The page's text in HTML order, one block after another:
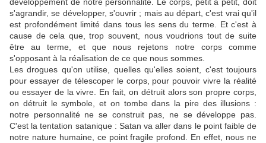
s'agrandir, se développer, s'ouvrir ; mais au départ, c'est vrai qu'il
est profondément limité dans tous les sens du terme. Et c'est à
cause de cela que, trop souvent, nous voudrions tout de suite
être au terme, et que nous rejetons notre corps comme
s'opposant à la réalisation de ce que nous sommes.
Les drogues qu'on utilise, quelles qu'elles soient, c'est toujours
pour essayer de télescoper le corps, pour pouvoir vivre la réalité
ou essayer de la vivre. En fait, on détruit alors son propre corps,
on détruit le symbole, et on tombe dans la pire des illusions :
notre personnalité ne se construit pas, ne se développe pas.
C'est la tentation satanique : Satan va aller dans le point faible de
notre nature humaine, ce point fragile profond. En effet, nous ne